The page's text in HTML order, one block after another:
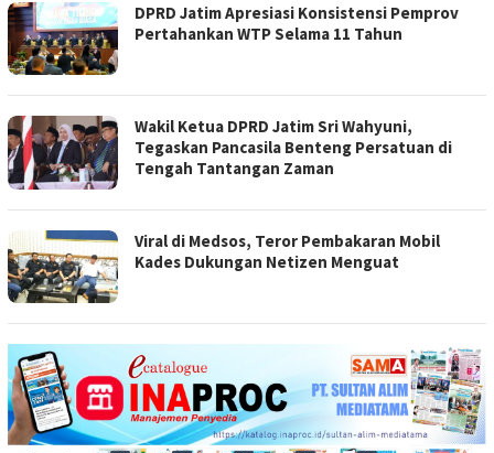
DPRD Jatim Apresiasi Konsistensi Pemprov
Pertahankan WTP Selama 11 Tahun
Wakil Ketua DPRD Jatim Sri Wahyuni,
Tegaskan Pancasila Benteng Persatuan di
Tengah Tantangan Zaman
Viral di Medsos, Teror Pembakaran Mobil
Kades Dukungan Netizen Menguat